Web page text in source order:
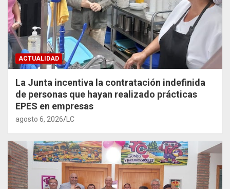
ACTUALIDAD
La Junta incentiva la contratación indefinida
de personas que hayan realizado prácticas
EPES en empresas
agosto 6, 2026 LC